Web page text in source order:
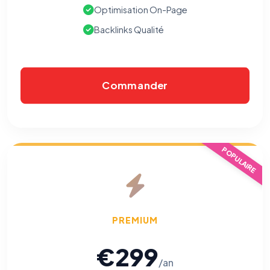
Optimisation On-Page
Backlinks Qualité
Commander
POPULAIRE
PREMIUM
€299/an